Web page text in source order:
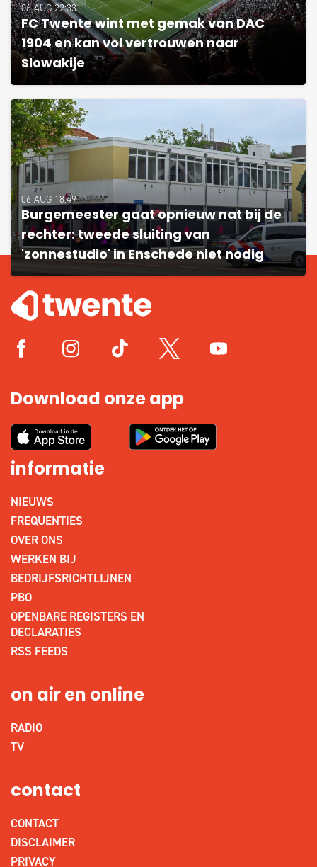
06 AUG 22:33
FC Twente wint met gemak van DAC
1904 en kan vol vertrouwen naar
Slowakije
06 AUG 18:49
Burgemeester gaat opnieuw nat bij de
rechter: tweede sluiting van
'zonnestudio' in Enschede niet nodig
Download onze app
informatie
NIEUWS
FREQUENTIES
OVER ONS
WERKEN BIJ
BEDRIJFSRICHTLIJNEN
PBO
OPENBARE REGISTERS EN
DECLARATIES
RSS FEEDS
on air en online
RADIO
TV
contact
CONTACT
DISCLAIMER
PRIVACY